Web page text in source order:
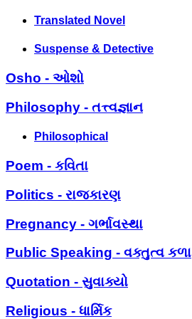
Translated Novel
Suspense & Detective
Osho - ઓશો
Philosophy - તત્ત્વજ્ઞાન
Philosophical
Poem - કવિતા
Politics - રાજકારણ
Pregnancy - ગર્ભાવસ્થા
Public Speaking - વક્તુત્વ કળા
Quotation - સુવાક્યો
Religious - ધાર્મિક